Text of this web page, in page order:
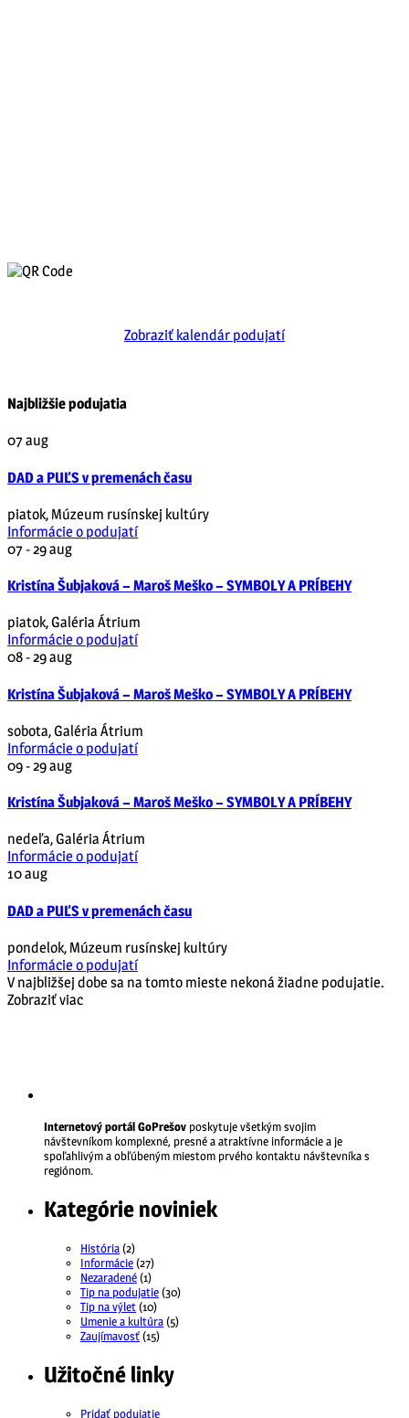
Zobraziť kalendár podujatí
Najbližšie podujatia
07 aug
DAD a PUĽS v premenách času
piatok, Múzeum rusínskej kultúry
Informácie o podujatí
07 - 29aug
Kristína Šubjaková – Maroš Meško – SYMBOLY A PRÍBEHY
piatok,Galéria Átrium
Informácie o podujatí
08 - 29aug
Kristína Šubjaková – Maroš Meško – SYMBOLY A PRÍBEHY
sobota,Galéria Átrium
Informácie o podujatí
09 - 29aug
Kristína Šubjaková – Maroš Meško – SYMBOLY A PRÍBEHY
nedeľa,Galéria Átrium
Informácie o podujatí
10aug
DAD a PUĽS v premenách času
pondelok, Múzeum rusínskej kultúry
Informácie o podujatí
V najbližšej dobe sa na tomto mieste nekoná žiadne podujatie.
Zobraziť viac
Internetový portál GoPrešov poskytuje všetkým svojim
návštevníkom komplexné, presné a atraktívne informácie a je
spoľahlivým a obľúbeným miestom prvého kontaktu návštevníka s
regiónom.
Kategórie noviniek
História(2)
Informácie(27)
Nezaradené(1)
Tip na podujatie(30)
Tip na výlet(10)
Umenie a kultúra(5)
Zaujímavosť(15)
Užitočné linky
Pridať podujatie